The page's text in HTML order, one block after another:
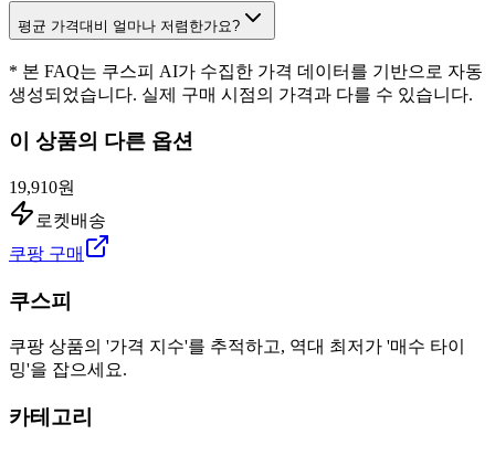
평균 가격대비 얼마나 저렴한가요?
* 본 FAQ는 쿠스피 AI가 수집한 가격 데이터를 기반으로 자동
생성되었습니다. 실제 구매 시점의 가격과 다를 수 있습니다.
이 상품의 다른 옵션
19,910원
로켓배송
쿠팡 구매
쿠스피
쿠팡 상품의 '가격 지수'를 추적하고, 역대 최저가 '매수 타이
밍'을 잡으세요.
카테고리